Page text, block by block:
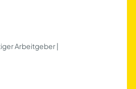
Arbeitgeber |